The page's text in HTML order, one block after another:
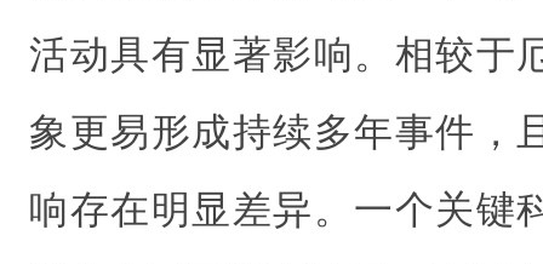
活动具有显著影响。相较于
象更易形成持续多年事件，
响存在明显差异。一个关键